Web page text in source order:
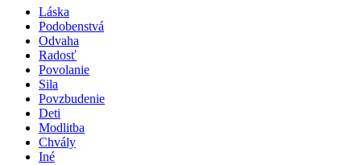
Láska
Podobenstvá
Odvaha
Radosť
Povolanie
Sila
Povzbudenie
Deti
Modlitba
Chvály
Iné